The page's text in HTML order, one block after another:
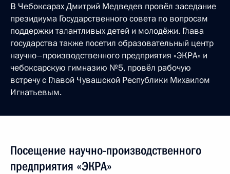
В Чебоксарах Дмитрий Медведев провёл заседание
президиума Государственного совета по вопросам
поддержки талантливых детей и молодёжи. Глава
государства также посетил образовательный центр
научно–производственного предприятия «ЭКРА» и
чебоксарскую гимназию №5, провёл рабочую
встречу с Главой Чувашской Республики Михаилом
Игнатьевым.
Посещение научно-производственного
предприятия «ЭКРА»